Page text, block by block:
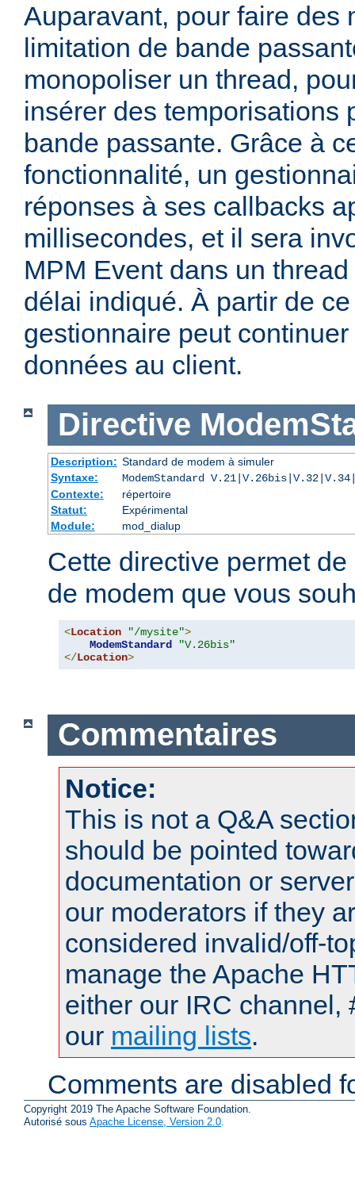
Auparavant, pour faire des
limitation de bande
monopoliser un thread,
insérer des temporisations
bande passante. Grâce à
fonctionnalité, un
réponses à ses callbacks
millisecondes, et il sera
MPM Event dans un
délai indiqué. À partir de
gestionnaire peut
données au client.
Directive
Description: Standard de modem à simuler
Syntaxe:
ModemStandard
Contexte:
répertoire
Statut:
Expérimental
Module:
mod_dialup
Cette directive permet
de modem que vous
<Location "/mysite">
ModemStandard
"V.26bis"
</Location>
Commentaires
Notice:
This is not a Q&A
should be pointed
documentation or
our moderators if they
considered invalid/off-
manage the Apache
either our IRC channel,
our mailing lists.
Comments are disabled
Copyright 2019 The Apache Software Foundation.
Autorisé sous Apache License, Version 2.0